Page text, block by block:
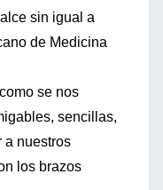
sin igual a
de Medicina
se nos
sencillas,
a nuestros
los brazos